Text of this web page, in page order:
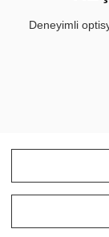
Deneyimli